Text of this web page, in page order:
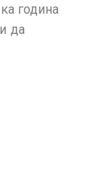
година
да